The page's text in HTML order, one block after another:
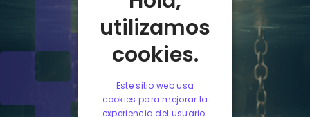
utilizamos
cookies.
Este sitio web usa
cookies para mejorar la
experiencia del usuario.